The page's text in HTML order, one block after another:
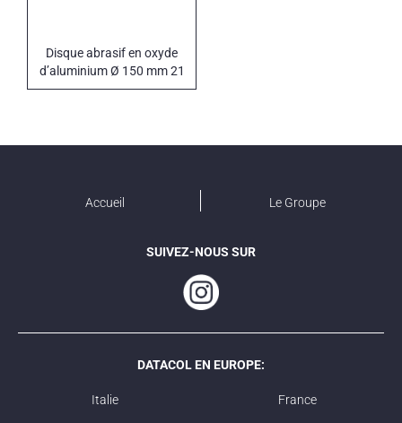
Disque abrasif en oxyde
d’aluminium Ø 150 mm 21
trous
Accueil Le Groupe
SUIVEZ-NOUS SUR
DATACOL EN EUROPE:
Italie France